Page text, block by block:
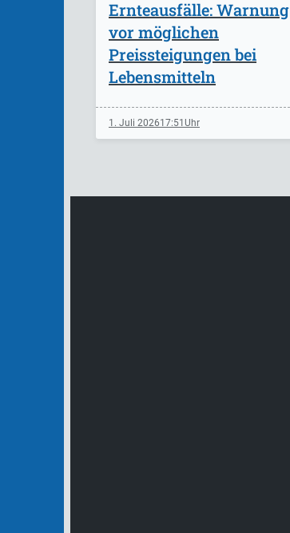
Ernteausfälle: Warnung
vor möglichen
Preissteigungen bei
Lebensmitteln
1. Juli 202617:51